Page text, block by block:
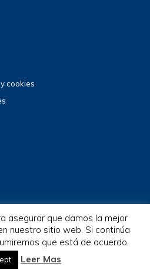
cookies
All Rights Reserved.
asegurar que damos la mejor
nuestro sitio web. Si continúa
que está de acuerdo.
Leer Mas